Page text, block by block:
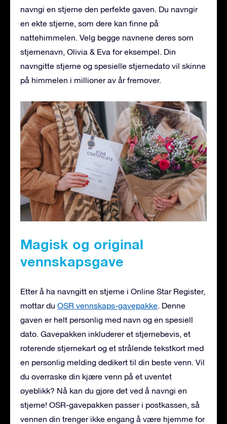
navngi en stjerne den perfekte gaven. Du navngir
en ekte stjerne, som dere kan finne på
nattehimmelen. Velg begge navnene deres som
stjernenavn, Olivia & Eva for eksempel. Din
navngitte stjerne og spesielle stjernedato vil skinne
på himmelen i millioner av år fremover.
Magisk og original
vennskapsgave
Etter å ha navngitt en stjerne i Online Star Register,
mottar du OSR vennskaps-gavepakke. Denne
gaven er helt personlig med navn og en spesiell
dato. Gavepakken inkluderer et stjernebevis, et
roterende stjernekart og et strålende tekstkort med
en personlig melding dedikert til din beste venn. Vil
du overraske din kjære venn på et uventet
øyeblikk? Nå kan du gjøre det ved å navngi en
stjerne! OSR-gavepakken passer i postkassen, så
vennen din trenger ikke engang å være hjemme for